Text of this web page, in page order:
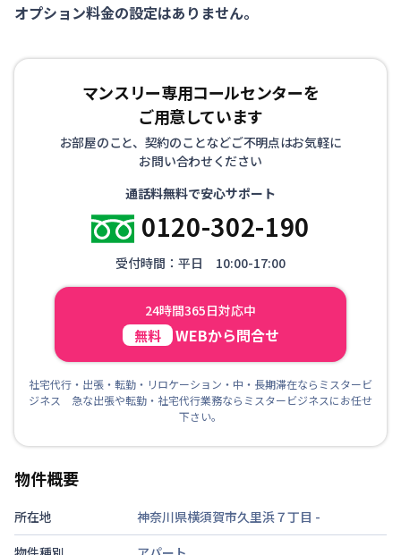
オプション料金の設定はありません。
マンスリー専用コールセンターを
ご用意しています
お部屋のこと、契約のことなどご不明点はお気軽に
お問い合わせください
通話料無料で安心サポート
0120-302-190
受付時間：平日 10:00-17:00
24時間365日対応中
無料 WEBから問合せ
社宅代行・出張・転勤・リロケーション・中・長期滞在ならミスタービ
ジネス 急な出張や転勤・社宅代行業務ならミスタービジネスにお任せ
下さい。
物件概要
所在地 神奈川県横須賀市久里浜７丁目 -